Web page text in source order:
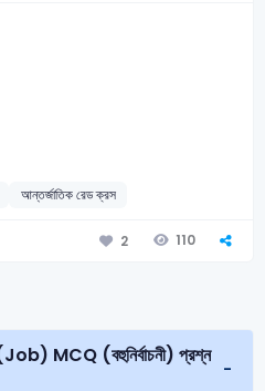
আন্তর্জাতিক রেড ক্রস
2 110